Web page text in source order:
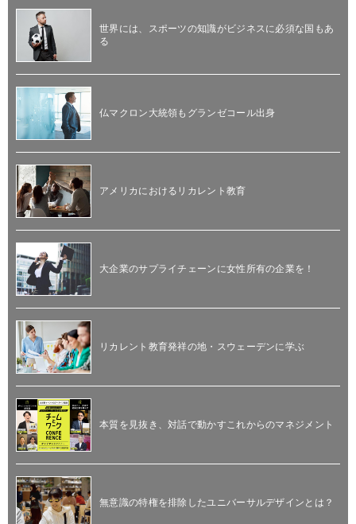
世界には、スポーツの知識がビジネスに必須な国もあ
る
仏マクロン大統領もグランゼコール出身
アメリカにおけるリカレント教育
大企業のサプライチェーンに女性所有の企業を！
リカレント教育発祥の地・スウェーデンに学ぶ
本質を見抜き、対話で動かすこれからのマネジメント
無意識の特権を排除したユニバーサルデザインとは？